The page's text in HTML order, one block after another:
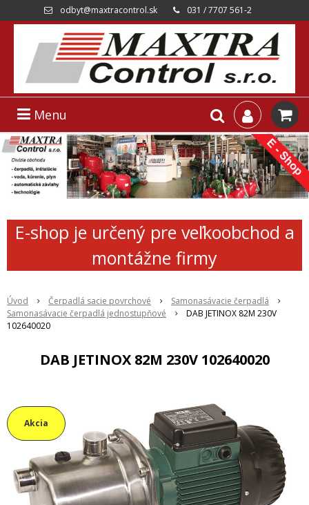
odbyt@maxtracontrol.sk 031 / 7707 561-2
Menu
E-shop je určený pre veľkoobchod a
montážne firmy
Úvod Čerpadlá sacie povrchové
Samonasávacie čerpadlá
Samonasávacie čerpadlá jednostupňové
DAB JETINOX 82M 230V
102640020
DAB JETINOX 82M 230V 102640020
Akcia